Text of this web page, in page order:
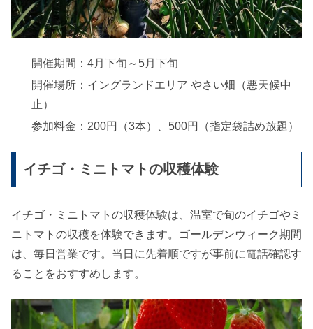
開催期間：4月下旬～5月下旬
開催場所：イングランドエリア やさい畑（悪天候中
止）
参加料金：200円（3本）、500円（指定袋詰め放題）
イチゴ・ミニトマトの収穫体験
イチゴ・ミニトマトの収穫体験は、温室で旬のイチゴやミ
ニトマトの収穫を体験できます。ゴールデンウィーク期間
は、毎日営業です。当日に先着順ですが事前に電話確認す
ることをおすすめします。